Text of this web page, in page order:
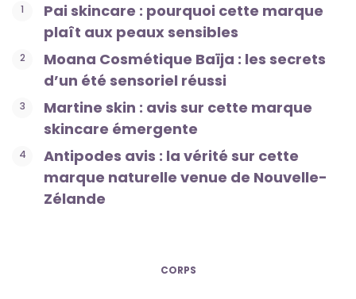
Pai skincare : pourquoi cette marque
plaît aux peaux sensibles
Moana Cosmétique Baïja : les secrets
d’un été sensoriel réussi
Martine skin : avis sur cette marque
skincare émergente
Antipodes avis : la vérité sur cette
marque naturelle venue de Nouvelle-
Zélande
CORPS